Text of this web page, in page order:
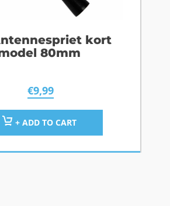
kort
80mm
€9,99
+ ADD TO CART